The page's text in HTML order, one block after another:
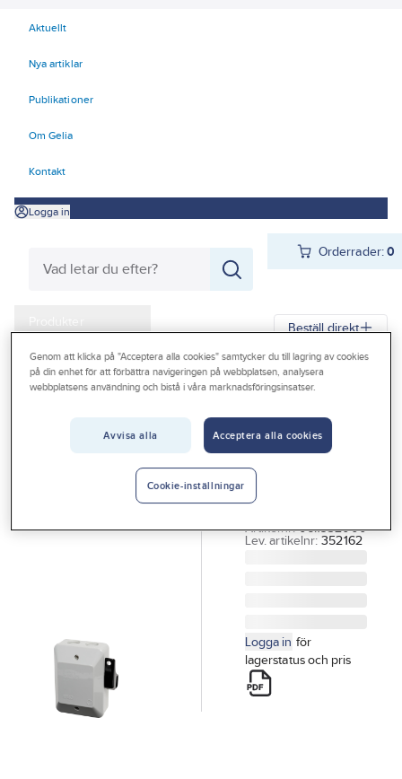
Aktuellt
Nya artiklar
Publikationer
Om Gelia
Kontakt
Logga in
Orderrader:0
Produkter
Kampanjer
Outlet
Beställ direkt
Gelia Produkter Gelia El
Centraler och säkringar
Strömställare
Artikelnr: 06.1932000
Lev. artikelnr: 352162
Logga in för
lagerstatus och pris
Genom att klicka på "Acceptera alla cookies" samtycker du till lagring av cookies
på din enhet för att förbättra navigeringen på webbplatsen, analysera
webbplatsens användning och bistå i våra marknadsföringsinsatser.
Avvisa alla Acceptera alla cookies
Cookie-inställningar